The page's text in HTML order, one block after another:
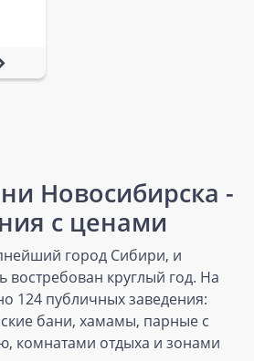
Новосибирска -
с ценами
город Сибири, и
востребован круглый год. На
124 публичных заведения:
бани, хамамы, парные с
комнатами отдыха и зонами